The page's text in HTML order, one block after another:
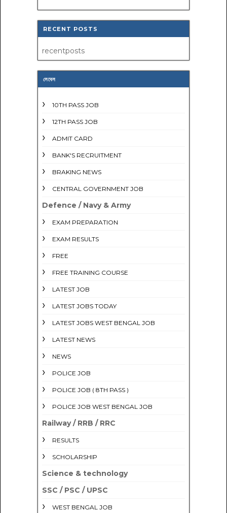
RECENT POSTS
recentposts
লেবেল
10TH PASS JOB
12TH PASS JOB
ADMIT CARD
BANK'S RECRUITMENT
BRAKING NEWS
CENTRAL GOVERNMENT JOB
Defence / Navy & Army
EXAM PREPARATION
EXAM RESULTS
FREE
FREE TRAINING COURSE
LATEST JOB
LATEST JOBS TODAY
LATEST JOBS WEST BENGAL JOB
LATEST NEWS
NEWS
POLICE JOB
POLICE JOB ( 8TH PASS )
POLICE JOB WEST BENGAL JOB
Railway / RRB / RRC
RESULTS
SCHOLARSHIP
Science & technology
SSC / PSC / UPSC
WEST BENGAL JOB